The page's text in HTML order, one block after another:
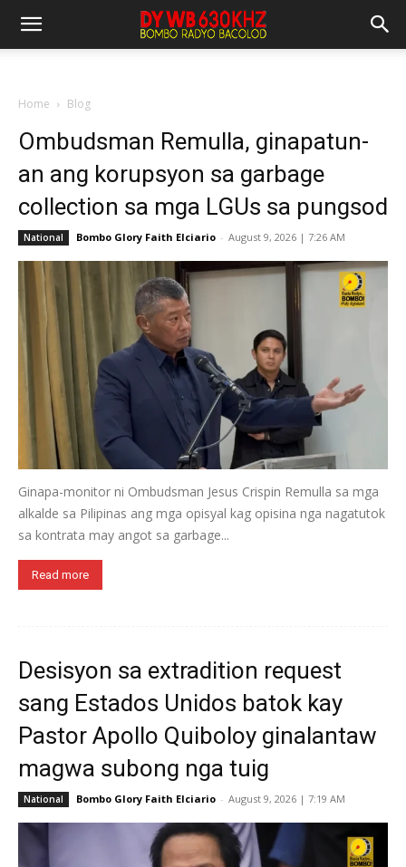
Home Blog
Ombudsman Remulla, ginapatun-
an ang korupsyon sa garbage
collection sa mga LGUs sa pungsod
National Bombo Glory Faith Elciario - August 9, 2026 | 7:26 AM
Ginapa-monitor ni Ombudsman Jesus Crispin Remulla sa mga
alkalde sa Pilipinas ang mga opisyal kag opisina nga nagatutok
sa kontrata may angot sa garbage...
Read more
Desisyon sa extradition request
sang Estados Unidos batok kay
Pastor Apollo Quiboloy ginalantaw
magwa subong nga tuig
National Bombo Glory Faith Elciario - August 9, 2026 | 7:19 AM